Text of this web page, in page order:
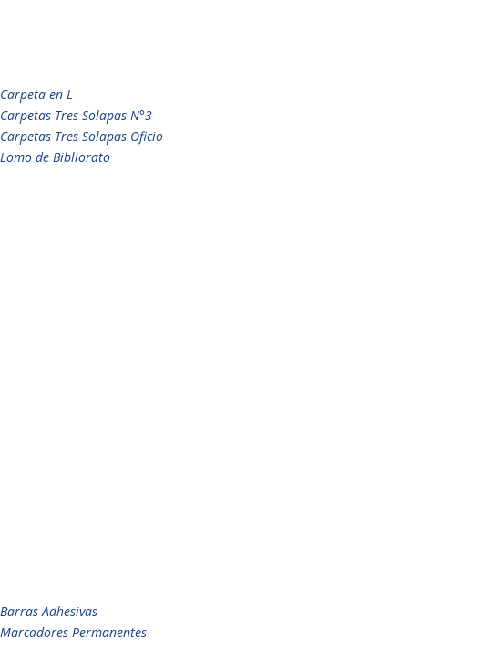
Carpeta en L
Carpetas Tres Solapas N°3
Carpetas Tres Solapas Oficio
Lomo de Bibliorato
Barras Adhesivas
Marcadores Permanentes